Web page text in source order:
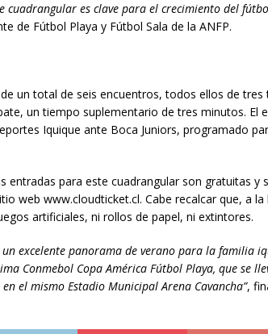
cuadrangular es clave para el crecimiento del
de Fútbol Playa y Fútbol Sala de la ANFP.
un total de seis encuentros, todos ellos de
un tiempo suplementario de tres minutos. El
Iquique ante Boca Juniors, programado
entradas para este cuadrangular son gratuitas y
web www.cloudticket.cl. Cabe recalcar que, a
artificiales, ni rollos de papel, ni extintores.
un excelente panorama de verano para la familia
Conmebol Copa América Fútbol Playa, que se
el mismo Estadio Municipal Arena Cavancha”,